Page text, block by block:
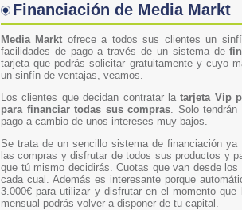
Financiación de Media Markt
Media Markt ofrece a todos sus clientes un
facilidades de pago a través de un sistema de
tarjeta que podrás solicitar gratuitamente y cuyo
un sinfín de ventajas, veamos.
Los clientes que decidan contratar latarjeta Vip
para financiar todas sus compras. Solo tendrán
pago a cambio de unos intereses muy bajos.
Se trata de un sencillo sistema de financiación
las compras y disfrutar de todos sus productos y
que tú mismo decidirás. Cuotas que van desde
cada cual. Además es interesante porque
3.000€ para utilizar y disfrutar en el momento
mensual podrás volver a disponer de tu capital.